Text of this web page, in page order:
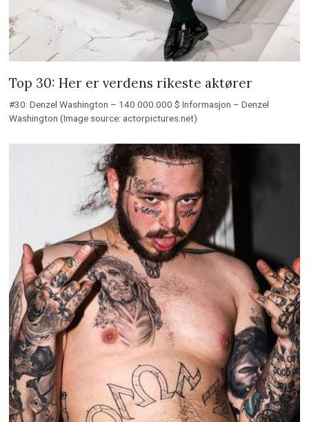
Top 30: Her er verdens rikeste aktører
#30: Denzel Washington – 140.000.000 $ Informasjon – Denzel
Washington (Image source: actorpictures.net)